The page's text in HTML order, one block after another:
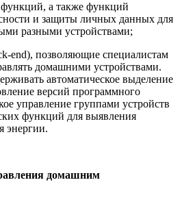
а также функций
и защиты личных данных для
разными устройствами;
end), позволяющие специалистам
домашними устройствами.
автоматическое выделение
версий программного
управление группами устройств
функций для выявления
энергии.
домашним